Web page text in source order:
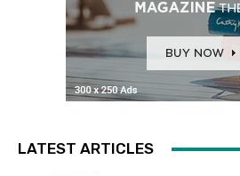
LATEST ARTICLES